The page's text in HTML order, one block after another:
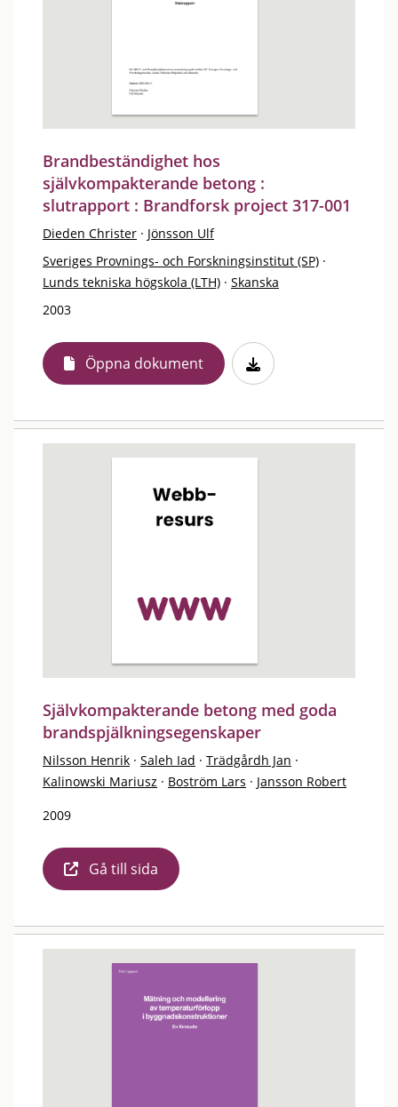
Brandbeständighet hos
självkompakterande betong :
slutrapport : Brandforsk project 317-001
Dieden Christer · Jönsson Ulf
Sveriges Provnings- och Forskningsinstitut (SP) ·
Lunds tekniska högskola (LTH) · Skanska
2003
Öppna dokument
Självkompakterande betong med goda
brandspjälkningsegenskaper
Nilsson Henrik · Saleh Iad · Trädgårdh Jan ·
Kalinowski Mariusz · Boström Lars · Jansson Robert
2009
Gå till sida